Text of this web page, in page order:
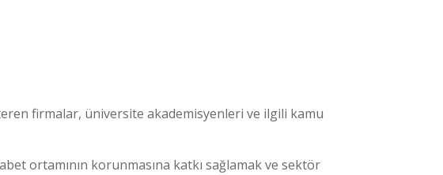
firmalar, üniversite akademisyenleri ve ilgili kamu
ortamının korunmasına katkı sağlamak ve sektör